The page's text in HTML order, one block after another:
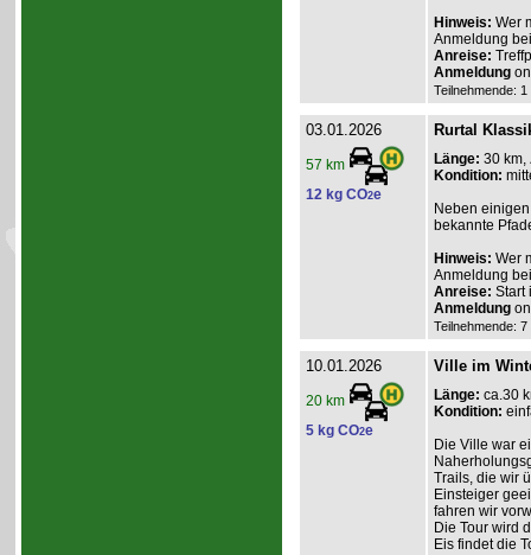
Hinweis: Wer
Anmeldung
Anreise:
Anmeldung
Teilnehmende:
03.01.2026
57 km
12 kg CO2e
Rurtal
Länge: 30 km,
Kondition:
Neben
bekannte
Hinweis: Wer
Anmeldung
Anreise: Start
Anmeldung
Teilnehmende:
10.01.2026
20 km
5 kg CO2e
Ville im
Länge: ca.30
Kondition:
Die Ville war
Trails, die wir
Einsteiger
fahren wir
Die Tour wird
Eis findet die